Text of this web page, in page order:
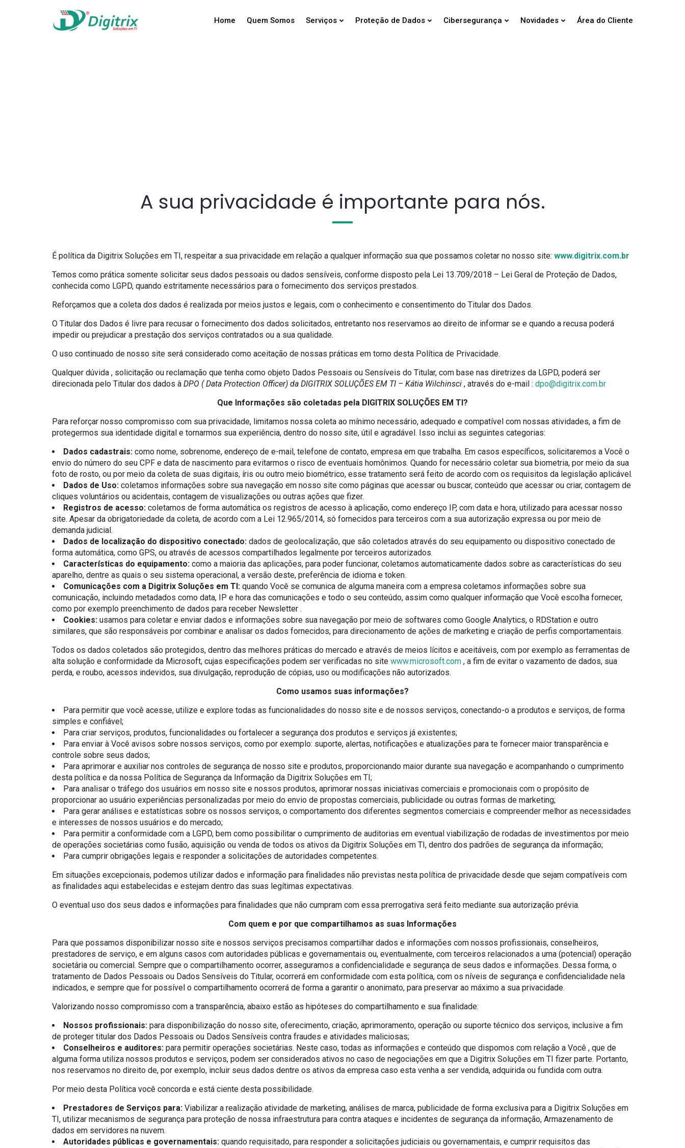
Home Quem Somos Serviços Proteção de Dados Cibersegurança Novidades Área do Cliente
A sua privacidade é importante para nós.
É política da Digitrix Soluções em TI, respeitar a sua privacidade em relação a qualquer informação sua que possamos coletar no nosso site: www.digitrix.com.br
Temos como prática somente solicitar seus dados pessoais ou dados sensíveis, conforme disposto pela Lei 13.709/2018 – Lei Geral de Proteção de Dados,
conhecida como LGPD, quando estritamente necessários para o fornecimento dos serviços prestados.
Reforçamos que a coleta dos dados é realizada por meios justos e legais, com o conhecimento e consentimento do Titular dos Dados.
O Titular dos Dados é livre para recusar o fornecimento dos dados solicitados, entretanto nos reservamos ao direito de informar se e quando a recusa poderá
impedir ou prejudicar a prestação dos serviços contratados ou a sua qualidade.
O uso continuado de nosso site será considerado como aceitação de nossas práticas em torno desta Política de Privacidade.
Qualquer dúvida , solicitação ou reclamação que tenha como objeto Dados Pessoais ou Sensíveis do Titular, com base nas diretrizes da LGPD, poderá ser
direcionada pelo Titular dos dados à DPO ( Data Protection Officer) da DIGITRIX SOLUÇÕES EM TI – Kátia Wilchinsci , através do e-mail : dpo@digitrix.com.br
Que Informações são coletadas pela DIGITRIX SOLUÇÕES EM TI?
Para reforçar nosso compromisso com sua privacidade, limitamos nossa coleta ao mínimo necessário, adequado e compatível com nossas atividades, a fim de
protegermos sua identidade digital e tornarmos sua experiência, dentro do nosso site, útil e agradável. Isso inclui as seguintes categorias:
Dados cadastrais: como nome, sobrenome, endereço de e-mail, telefone de contato, empresa em que trabalha. Em casos específicos, solicitaremos a Você o
envio do número do seu CPF e data de nascimento para evitarmos o risco de eventuais homônimos. Quando for necessário coletar sua biometria, por meio da sua
foto de rosto, ou por meio da coleta de suas digitais, íris ou outro meio biométrico, esse tratamento será feito de acordo com os requisitos da legislação aplicável.
Dados de Uso: coletamos informações sobre sua navegação em nosso site como páginas que acessar ou buscar, conteúdo que acessar ou criar, contagem de
cliques voluntários ou acidentais, contagem de visualizações ou outras ações que fizer.
Registros de acesso: coletamos de forma automática os registros de acesso à aplicação, como endereço IP, com data e hora, utilizado para acessar nosso
site. Apesar da obrigatoriedade da coleta, de acordo com a Lei 12.965/2014, só fornecidos para terceiros com a sua autorização expressa ou por meio de
demanda judicial.
Dados de localização do dispositivo conectado: dados de geolocalização, que são coletados através do seu equipamento ou dispositivo conectado de
forma automática, como GPS, ou através de acessos compartilhados legalmente por terceiros autorizados.
Características do equipamento: como a maioria das aplicações, para poder funcionar, coletamos automaticamente dados sobre as características do seu
aparelho, dentre as quais o seu sistema operacional, a versão deste, preferência de idioma e token.
Comunicações com a Digitrix Soluções em TI: quando Você se comunica de alguma maneira com a empresa coletamos informações sobre sua
comunicação, incluindo metadados como data, IP e hora das comunicações e todo o seu conteúdo, assim como qualquer informação que Você escolha fornecer,
como por exemplo preenchimento de dados para receber Newsletter .
Cookies: usamos para coletar e enviar dados e informações sobre sua navegação por meio de softwares como Google Analytics, o RDStation e outro
similares, que são responsáveis por combinar e analisar os dados fornecidos, para direcionamento de ações de marketing e criação de perfis comportamentais.
Todos os dados coletados são protegidos, dentro das melhores práticas do mercado e através de meios lícitos e aceitáveis, com por exemplo as ferramentas de
alta solução e conformidade da Microsoft, cujas especificações podem ser verificadas no site www.microsoft.com , a fim de evitar o vazamento de dados, sua
perda, e roubo, acessos indevidos, sua divulgação, reprodução de cópias, uso ou modificações não autorizados.
Como usamos suas informações?
Para permitir que você acesse, utilize e explore todas as funcionalidades do nosso site e de nossos serviços, conectando-o a produtos e serviços, de forma
simples e confiável;
Para criar serviços, produtos, funcionalidades ou fortalecer a segurança dos produtos e serviços já existentes;
Para enviar à Você avisos sobre nossos serviços, como por exemplo: suporte, alertas, notificações e atualizações para te fornecer maior transparência e
controle sobre seus dados;
Para aprimorar e auxiliar nos controles de segurança de nosso site e produtos, proporcionando maior durante sua navegação e acompanhando o cumprimento
desta política e da nossa Política de Segurança da Informação da Digitrix Soluções em TI;
Para analisar o tráfego dos usuários em nosso site e nossos produtos, aprimorar nossas iniciativas comerciais e promocionais com o propósito de
proporcionar ao usuário experiências personalizadas por meio do envio de propostas comerciais, publicidade ou outras formas de marketing;
Para gerar análises e estatísticas sobre os nossos serviços, o comportamento dos diferentes segmentos comerciais e compreender melhor as necessidades
e interesses de nossos usuários e do mercado;
Para permitir a conformidade com a LGPD, bem como possibilitar o cumprimento de auditorias em eventual viabilização de rodadas de investimentos por meio
de operações societárias como fusão, aquisição ou venda de todos os ativos da Digitrix Soluções em TI, dentro dos padrões de segurança da informação;
Para cumprir obrigações legais e responder a solicitações de autoridades competentes.
Em situações excepcionais, podemos utilizar dados e informação para finalidades não previstas nesta política de privacidade desde que sejam compatíveis com
as finalidades aqui estabelecidas e estejam dentro das suas legítimas expectativas.
O eventual uso dos seus dados e informações para finalidades que não cumpram com essa prerrogativa será feito mediante sua autorização prévia.
Com quem e por que compartilhamos as suas Informações
Para que possamos disponibilizar nosso site e nossos serviços precisamos compartilhar dados e informações com nossos profissionais, conselheiros,
prestadores de serviço, e em alguns casos com autoridades públicas e governamentais ou, eventualmente, com terceiros relacionados a uma (potencial) operação
societária ou comercial. Sempre que o compartilhamento ocorrer, asseguramos a confidencialidade e segurança de seus dados e informações. Dessa forma, o
tratamento de Dados Pessoais ou Dados Sensíveis do Titular, ocorrerá em conformidade com esta política, com os níveis de segurança e confidencialidade nela
indicados, e sempre que for possível o compartilhamento ocorrerá de forma a garantir o anonimato, para preservar ao máximo a sua privacidade.
Valorizando nosso compromisso com a transparência, abaixo estão as hipóteses do compartilhamento e sua finalidade:
Nossos profissionais: para disponibilização do nosso site, oferecimento, criação, aprimoramento, operação ou suporte técnico dos serviços, inclusive a fim
de proteger titular dos Dados Pessoais ou Dados Sensíveis contra fraudes e atividades maliciosas;
Conselheiros e auditores: para permitir operações societárias. Neste caso, todas as informações e conteúdo que dispomos com relação a Você , que de
alguma forma utiliza nossos produtos e serviços, podem ser considerados ativos no caso de negociações em que a Digitrix Soluções em TI fizer parte. Portanto,
nos reservamos no direito de, por exemplo, incluir seus dados dentre os ativos da empresa caso esta venha a ser vendida, adquirida ou fundida com outra.
Por meio desta Política você concorda e está ciente desta possibilidade.
Prestadores de Serviços para: Viabilizar a realização atividade de marketing, análises de marca, publicidade de forma exclusiva para a Digitrix Soluções em
TI, utilizar mecanismos de segurança para proteção de nossa infraestrutura para contra ataques e incidentes de segurança da informação, Armazenamento de
dados em servidores na nuvem.
Autoridades públicas e governamentais: quando requisitado, para responder a solicitações judiciais ou governamentais, e cumprir requisitos das